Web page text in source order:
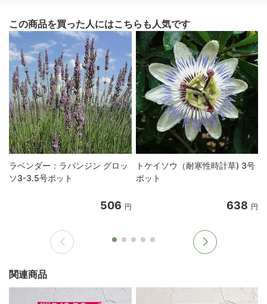
この商品を買った人にはこちらも人気です
ラベンダー：ラバンジン グロッ
ソ3-3.5号ポット
506 円
トケイソウ（耐寒性時計草) 3号
ポット
638 円
関連商品